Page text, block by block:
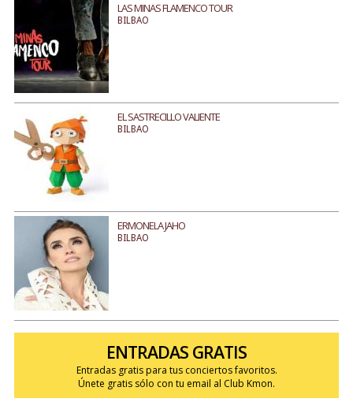
LAS MINAS FLAMENCO TOUR
BILBAO
EL SASTRECILLO VALIENTE
BILBAO
ERMONELA JAHO
BILBAO
ENTRADAS GRATIS
Entradas gratis para tus conciertos favoritos.
Únete gratis sólo con tu email al Club Kmon.